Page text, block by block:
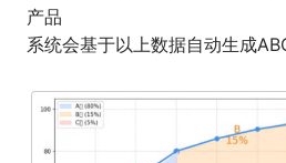
产品
系统会基于以上数据自动生成